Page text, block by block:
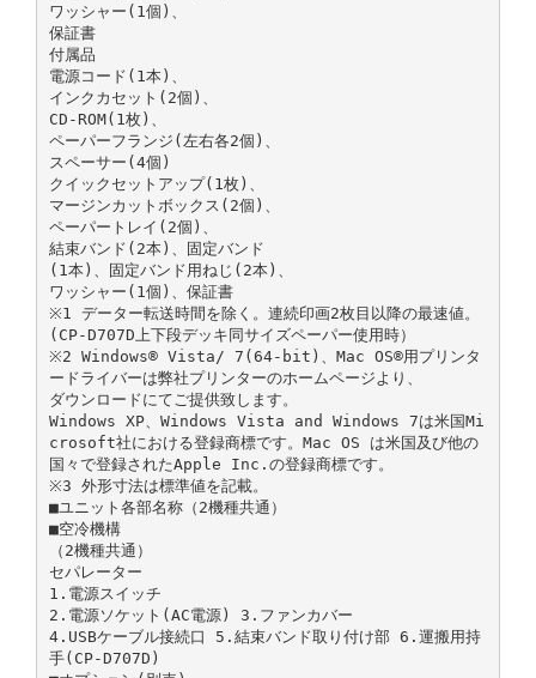
ワッシャー(1個)、
保証書
付属品
電源コード(1本)、
インクカセット(2個)、
CD-ROM(1枚)、
ペーパーフランジ(左右各2個)、
スペーサー(4個)
クイックセットアップ(1枚)、
マージンカットボックス(2個)、
ペーパートレイ(2個)、
結束バンド(2本)、固定バンド
(1本)、固定バンド用ねじ(2本)、
ワッシャー(1個)、保証書
※1 データー転送時間を除く。連続印画2枚目以降の最速値。
(CP-D707D上下段デッキ同サイズペーパー使用時）
※2 Windows® Vista/ 7(64-bit)、Mac OS®用プリンタ
ードライバーは弊社プリンターのホームページより、
ダウンロードにてご提供致します。
Windows XP、Windows Vista and Windows 7は米国Mi
crosoft社における登録商標です。Mac OS は米国及び他の
国々で登録されたApple Inc.の登録商標です。
※3 外形寸法は標準値を記載。
■ユニット各部名称（2機種共通）
■空冷機構
（2機種共通）
セパレーター
1.電源スイッチ
2.電源ソケット(AC電源) 3.ファンカバー
4.USBケーブル接続口 5.結束バンド取り付け部 6.運搬用持
手(CP-D707D)